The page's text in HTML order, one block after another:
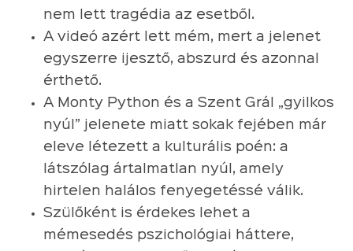
nem lett tragédia az esetből.
A videó azért lett mém, mert a jelenet
egyszerre ijesztő, abszurd és azonnal
érthető.
A Monty Python és a Szent Grál „gyilkos
nyúl” jelenete miatt sokak fejében már
eleve létezett a kulturális poén: a
látszólag ártalmatlan nyúl, amely
hirtelen halálos fenyegetéssé válik.
Szülőként is érdekes lehet a
mémesedés pszichológiai háttere,